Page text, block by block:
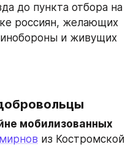
до пункта отбора на
россиян, желающих
и живущих
мобилизованных
из Костромской